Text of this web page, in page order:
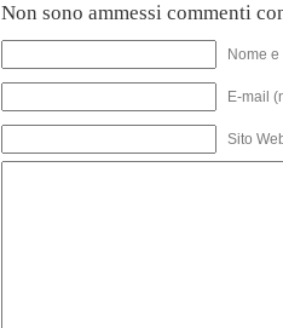
Non sono ammessi commenti
Nome
E-mail
Sito